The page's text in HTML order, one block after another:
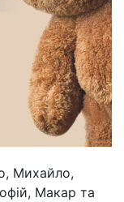
Михайло,
Макар та